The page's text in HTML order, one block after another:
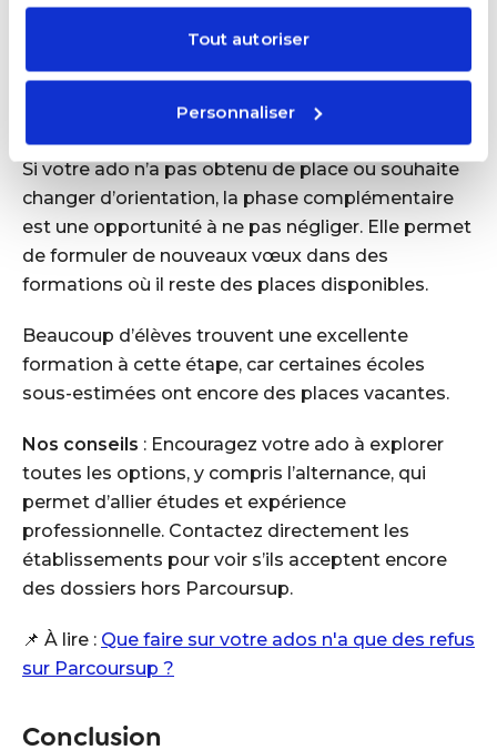
Tout autoriser
Personnaliser
parfaitement rempli.
5. La phase complémentaire : ne
jamais rester sans solution
Si votre ado n’a pas obtenu de place ou souhaite
changer d’orientation, la phase complémentaire
est une opportunité à ne pas négliger. Elle permet
de formuler de nouveaux vœux dans des
formations où il reste des places disponibles.
Beaucoup d’élèves trouvent une excellente
formation à cette étape, car certaines écoles
sous-estimées ont encore des places vacantes.
Nos conseils : Encouragez votre ado à explorer
toutes les options, y compris l’alternance, qui
permet d’allier études et expérience
professionnelle. Contactez directement les
établissements pour voir s’ils acceptent encore
des dossiers hors Parcoursup.
📌 À lire : Que faire sur votre ados n'a que des refus
sur Parcoursup ?
Conclusion